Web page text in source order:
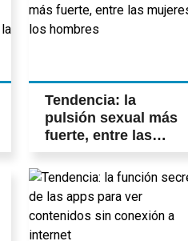
Tendencia: la
pulsión sexual más
fuerte, entre las
mujeres y los
hombres